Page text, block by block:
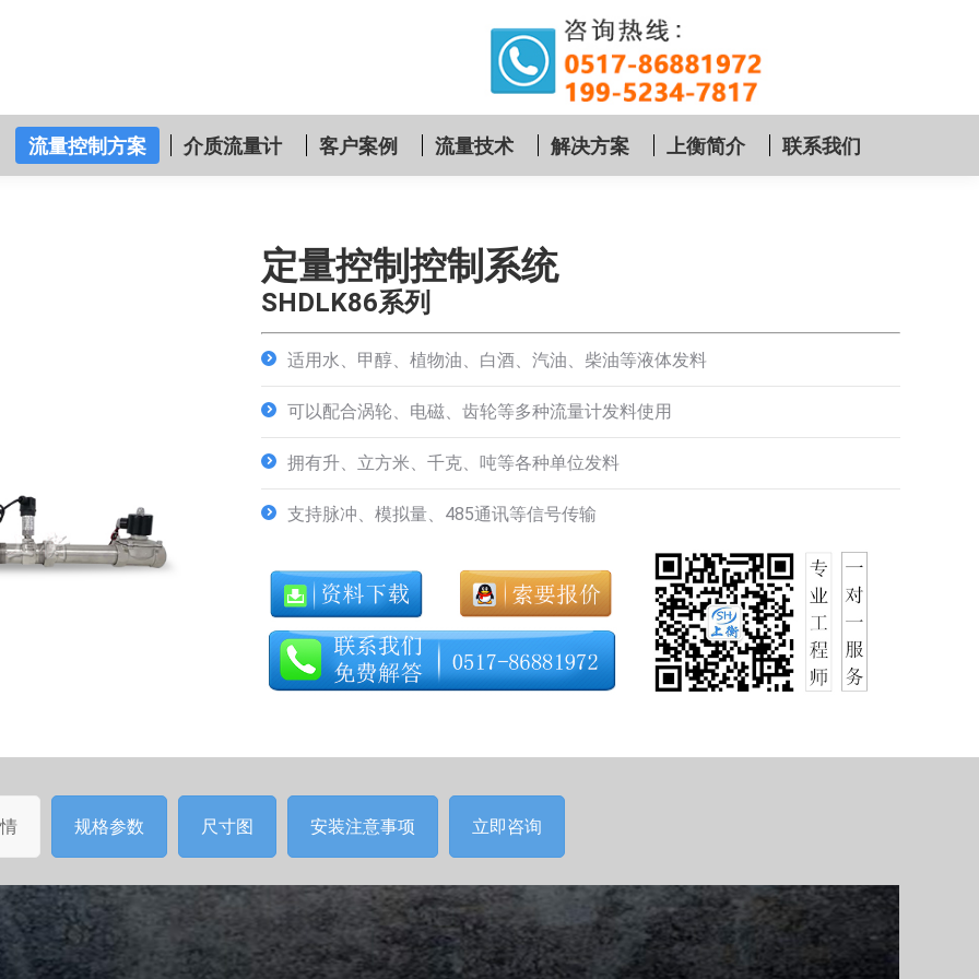
流量控制方案 介质流量计 客户案例 流量技术 解决方案 上衡简介 联系我们
定量控制控制系统
SHDLK86系列
适用水、甲醇、植物油、白酒、汽油、柴油等液体发料
可以配合涡轮、电磁、齿轮等多种流量计发料使用
拥有升、立方米、千克、吨等各种单位发料
支持脉冲、模拟量、485通讯等信号传输
规格参数 尺寸图 安装注意事项 立即咨询